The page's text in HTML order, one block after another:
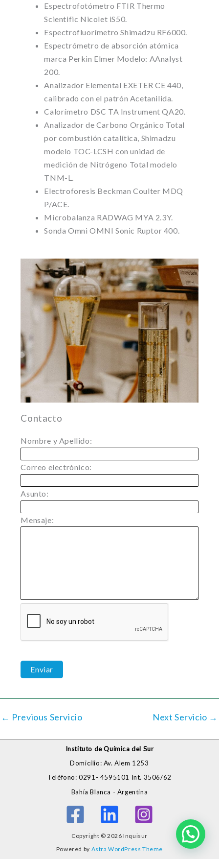
Espectrofotómetro FTIR Thermo
Scientific Nicolet iS50.
Espectrofluorímetro Shimadzu RF6000.
Espectrómetro de absorción atómica
marca Perkin Elmer Modelo: AAnalyst
200.
Analizador Elemental EXETER CE 440,
calibrado con el patrón Acetanilida.
Calorímetro DSC TA Instrument QA20.
Analizador de Carbono Orgánico Total
por combustión catalítica, Shimadzu
modelo TOC-LCSH con unidad de
medición de Nitrógeno Total modelo
TNM-L.
Electroforesis Beckman Coulter MDQ
P/ACE.
Microbalanza RADWAG MYA 2.3Y.
Sonda Omni OMNI Sonic Ruptor 400.
Contacto
Nombre y Apellido:
Correo electrónico:
Asunto:
Mensaje:
← Previous Servicio Next Servicio →
Instituto de Química del Sur
Domicilio: Av. Alem 1253
Teléfono: 0291- 4595101 Int. 3506/62
Bahía Blanca - Argentina
Copyright © 2026 Inquisur
Powered by Astra WordPress Theme